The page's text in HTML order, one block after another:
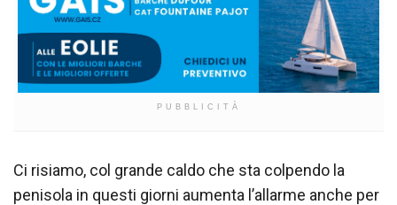
PUBBLICITÀ
Ci risiamo, col grande caldo che sta colpendo la
penisola in questi giorni aumenta l’allarme anche per